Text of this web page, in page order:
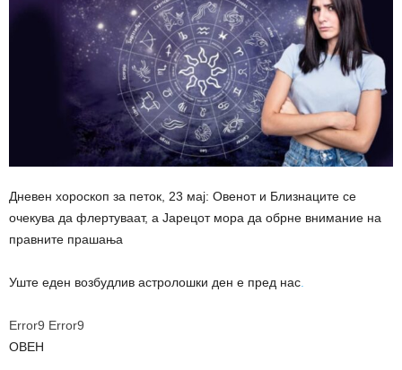
Дневен хороскоп за петок, 23 мај: Овенот и Близнаците се
очекува да флертуваат, а Јарецот мора да обрне внимание на
правните прашања
Уште еден возбудлив астролошки ден е пред нас
Error9 Error9
ОВЕН